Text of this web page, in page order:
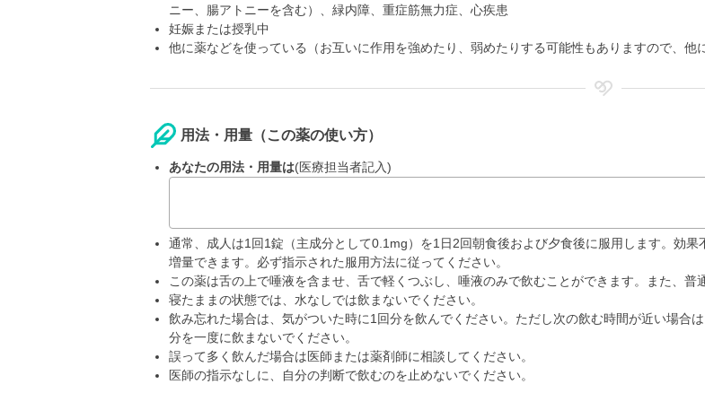
ニー、腸アトニーを含む）、緑内障、重症筋無力症、心疾患
妊娠または授乳中
他に薬などを使っている（お互いに作用を強めたり、弱めたりする可能性もありますので、他
用法・用量（この薬の使い方）
あなたの用法・用量は(医療担当者記入)
通常、成人は1回1錠（主成分として0.1mg）を1日2回朝食後および夕食後に服用します。効
増量できます。必ず指示された服用方法に従ってください。
この薬は舌の上で唾液を含ませ、舌で軽くつぶし、唾液のみで飲むことができます。また、普
寝たままの状態では、水なしでは飲まないでください。
飲み忘れた場合は、気がついた時に1回分を飲んでください。ただし次の飲む時間が近い場合
分を一度に飲まないでください。
誤って多く飲んだ場合は医師または薬剤師に相談してください。
医師の指示なしに、自分の判断で飲むのを止めないでください。